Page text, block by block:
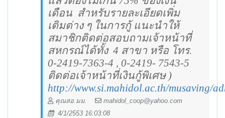
เดือน สำหรับรายละเอียดเพิ่ม
เติมต่าง ๆ ในการกู้ แนะนำให้
สมาชิกติดต่อสอบถามเจ้าหน้าที่
สหกรณ์ได้ทั้ง 4 สาขา หรือ โทร.
0-2419-7363-4 , 0-2419- 7543-5
ติดต่อเจ้าหน้าที่เงินกู้พิเศษ )
http://www.si.mahidol.ac.th/musaving/
คุณสอ.มม.
mahidol_coop@yahoo.com
4/1/2553 16:03:08